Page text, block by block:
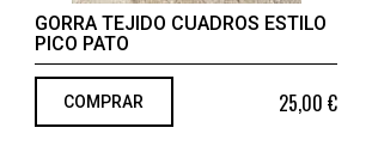
GORRA TEJIDO CUADROS ESTILO
PICO PATO
COMPRAR 25,00 €